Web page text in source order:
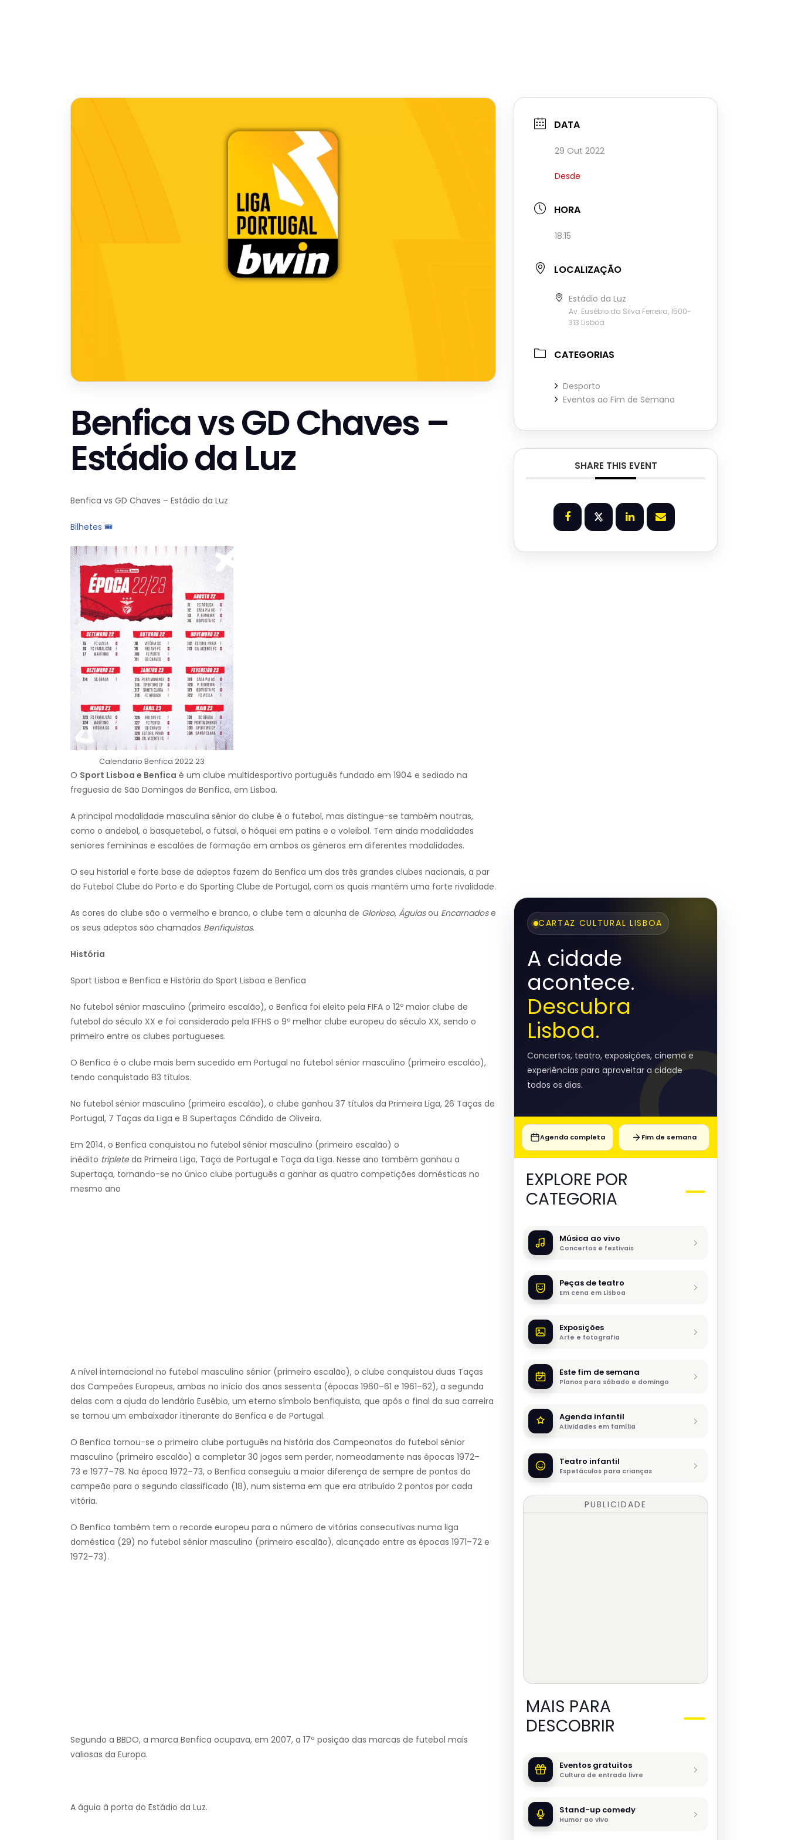
Benfica vs GD Chaves –
Estádio da Luz
Benfica vs GD Chaves – Estádio da Luz
Bilhetes 🎟
Calendario Benfica 2022 23
O Sport Lisboa e Benfica é um clube multidesportivo português fundado em 1904 e sediado na
freguesia de São Domingos de Benfica, em Lisboa.
A principal modalidade masculina sénior do clube é o futebol, mas distingue-se também noutras,
como o andebol, o basquetebol, o futsal, o hóquei em patins e o voleibol. Tem ainda modalidades
seniores femininas e escalões de formação em ambos os géneros em diferentes modalidades.
O seu historial e forte base de adeptos fazem do Benfica um dos três grandes clubes nacionais, a par
do Futebol Clube do Porto e do Sporting Clube de Portugal, com os quais mantém uma forte rivalidade.
As cores do clube são o vermelho e branco, o clube tem a alcunha de Glorioso, Águiasou Encarnadose
os seus adeptos são chamados Benfiquistas.
História
Sport Lisboa e Benfica e História do Sport Lisboa e Benfica
No futebol sénior masculino (primeiro escalão), o Benfica foi eleito pela FIFA o 12º maior clube de
futebol do século XX e foi considerado pela IFFHS o 9º melhor clube europeu do século XX, sendo o
primeiro entre os clubes portugueses.
O Benfica é o clube mais bem sucedido em Portugal no futebol sénior masculino (primeiro escalão),
tendo conquistado 83 títulos.
No futebol sénior masculino (primeiro escalão), o clube ganhou 37 títulos da Primeira Liga, 26 Taças de
Portugal, 7 Taças da Liga e 8 Supertaças Cândido de Oliveira.
Em 2014, o Benfica conquistou no futebol sénior masculino (primeiro escalão) o
inédito tripleteda Primeira Liga, Taça de Portugal e Taça da Liga. Nesse ano também ganhou a
Supertaça, tornando-se no único clube português a ganhar as quatro competições domésticas no
mesmo ano
A nível internacional no futebol masculino sénior (primeiro escalão), o clube conquistou duas Taças
dos Campeões Europeus, ambas no início dos anos sessenta (épocas 1960–61 e 1961–62), a segunda
delas com a ajuda do lendário Eusébio, um eterno símbolo benfiquista, que após o final da sua carreira
se tornou um embaixador itinerante do Benfica e de Portugal.
O Benfica tornou-se o primeiro clube português na história dos Campeonatos do futebol sénior
masculino (primeiro escalão) a completar 30 jogos sem perder, nomeadamente nas épocas 1972–
73 e 1977–78. Na época 1972–73, o Benfica conseguiu a maior diferença de sempre de pontos do
campeão para o segundo classificado (18), num sistema em que era atribuído 2 pontos por cada
vitória.
O Benfica também tem o recorde europeu para o número de vitórias consecutivas numa liga
doméstica (29) no futebol sénior masculino (primeiro escalão), alcançado entre as épocas 1971–72 e
1972–73).
Segundo a BBDO, a marca Benfica ocupava, em 2007, a 17ª posição das marcas de futebol mais
valiosas da Europa.
A águia à porta do Estádio da Luz.
DATA
29 Out 2022
Desde
HORA
18:15
LOCALIZAÇÃO
Estádio da Luz
Av. Eusébio da Silva Ferreira, 1500-
313 Lisboa
CATEGORIAS
Desporto
Eventos ao Fim de Semana
SHARE THIS EVENT
CARTAZ CULTURAL LISBOA
A cidade
acontece.
Descubra
Lisboa.
Concertos, teatro, exposições, cinema e
experiências para aproveitar a cidade
todos os dias.
Agenda completa Fim de semana
EXPLORE POR
CATEGORIA
Música ao vivo
Concertos e festivais
Peças de teatro
Em cena em Lisboa
Exposições
Arte e fotografia
Este fim de semana
Planos para sábado e domingo
Agenda infantil
Atividades em família
Teatro infantil
Espetáculos para crianças
PUBLICIDADE
MAIS PARA
DESCOBRIR
Eventos gratuitos
Cultura de entrada livre
Stand-up comedy
Humor ao vivo